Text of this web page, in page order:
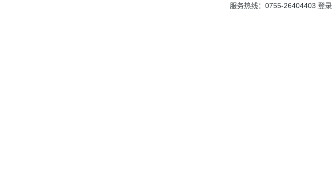
服务热线：0755-26404403 登录